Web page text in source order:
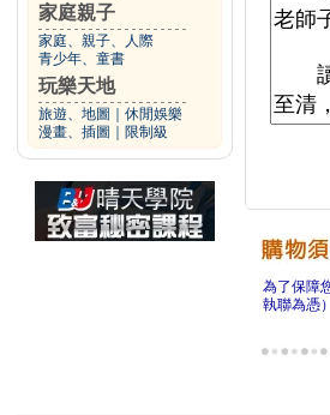
家庭親子
家庭、親子、人際
青少年、童書
玩樂天地
旅遊、地圖
休閒娛樂
漫畫、插圖
限制級
為了保障
執聯為憑